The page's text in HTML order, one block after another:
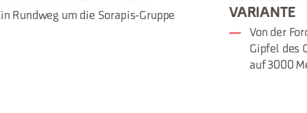
Rundweg um die Sorapis-Gruppe
VARIANTE
Von der
Gipfel des
auf 3000